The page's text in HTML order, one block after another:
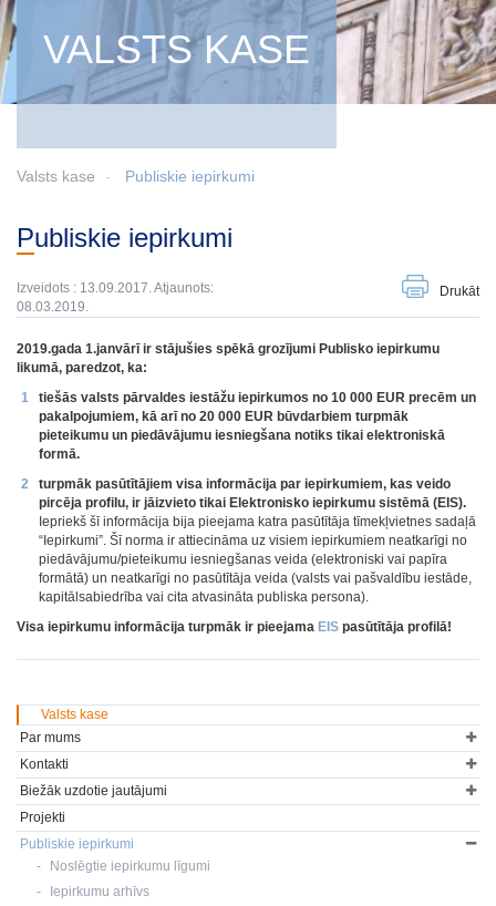
VALSTS KASE
Valsts kase Publiskie iepirkumi
Publiskie iepirkumi
Izveidots : 13.09.2017. Atjaunots:
08.03.2019.
Drukāt
2019.gada 1.janvārī ir stājušies spēkā grozījumi Publisko iepirkumu
likumā, paredzot, ka:
tiešās valsts pārvaldes iestāžu iepirkumos no 10 000 EUR precēm un
pakalpojumiem, kā arī no 20 000 EUR būvdarbiem turpmāk
pieteikumu un piedāvājumu iesniegšana notiks tikai elektroniskā
formā.
turpmāk pasūtītājiem visa informācija par iepirkumiem, kas veido
pircēja profilu, ir jāizvieto tikai Elektronisko iepirkumu sistēmā (EIS).
Iepriekš šī informācija bija pieejama katra pasūtītāja tīmekļvietnes sadaļā
“Iepirkumi”. Šī norma ir attiecināma uz visiem iepirkumiem neatkarīgi no
piedāvājumu/pieteikumu iesniegšanas veida (elektroniski vai papīra
formātā) un neatkarīgi no pasūtītāja veida (valsts vai pašvaldību iestāde,
kapitālsabiedrība vai cita atvasināta publiska persona).
Visa iepirkumu informācija turpmāk ir pieejama EIS pasūtītāja profilā!
Valsts kase
Par mums
Kontakti
Biežāk uzdotie jautājumi
Projekti
Publiskie iepirkumi
Noslēgtie iepirkumu līgumi
Iepirkumu arhīvs